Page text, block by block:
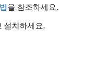
을 참조하세요.
설치하세요.